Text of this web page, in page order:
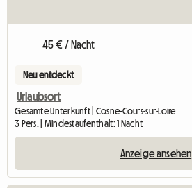
45 € / Nacht
Neu entdeckt
Urlaubsort
Gesamte Unterkunft | Cosne-Cours-sur-Loire
3 Pers. | Mindestaufenthalt: 1 Nacht
Anzeige ansehen